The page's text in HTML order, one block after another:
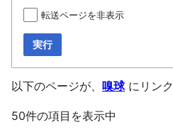
転送ページを非表示
実行
以下のページが、 嗅球にリン
50件の項目を表示中